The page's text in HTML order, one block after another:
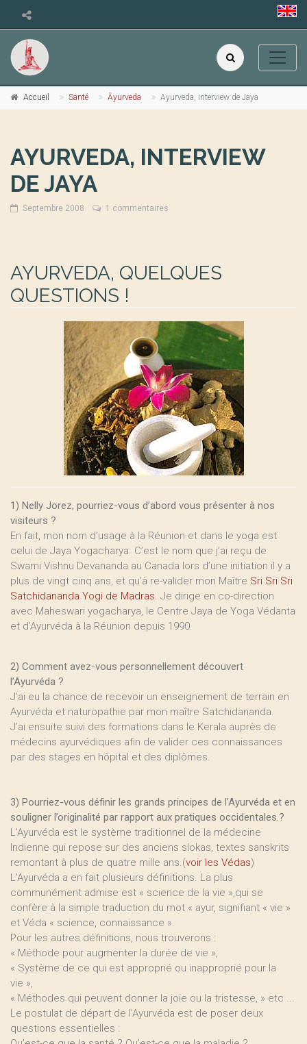
Accueil Santé Āyurveda Ayurveda, interview de Jaya
AYURVEDA, INTERVIEW
DE JAYA
Septembre 2008 1 commentaires
AYURVEDA, QUELQUES
QUESTIONS !
1) Nelly Jorez, pourriez-vous d’abord vous présenter à nos
visiteurs ?
En fait, mon nom d’usage à la Réunion et dans le yoga est
celui de Jaya Yogacharya. C’est le nom que j’ai reçu de
Swami Vishnu Devananda au Canada lors d’une initiation il y a
plus de vingt cinq ans, et qu’à re-valider mon Maître Sri Sri Sri
Satchidananda Yogi de Madras. Je dirige en co-direction
avec Maheswari yogacharya, le Centre Jaya de Yoga Védanta
et d’Ayurvéda à la Réunion depuis 1990.
2) Comment avez-vous personnellement découvert
l’Ayurvéda ?
J’ai eu la chance de recevoir un enseignement de terrain en
Ayurvéda et naturopathie par mon maître Satchidananda.
J’ai ensuite suivi des formations dans le Kerala auprès de
médecins ayurvédiques afin de valider ces connaissances
par des stages en hôpital et des diplômes.
3) Pourriez-vous définir les grands principes de l’Ayurvéda et en
souligner l’originalité par rapport aux pratiques occidentales.?
L’Ayurvéda est le système traditionnel de la médecine
Indienne qui repose sur des anciens slokas, textes sanskrits
remontant à plus de quatre mille ans.(voir les Védas)
L’Ayurvéda a en fait plusieurs définitions. La plus
communément admise est « science de la vie »,qui se
confère à la simple traduction du mot « ayur, signifiant « vie »
et Véda « science, connaissance ».
Pour les autres définitions, nous trouverons :
« Méthode pour augmenter la durée de vie »,
« Système de ce qui est approprié ou inapproprié pour la
vie »,
« Méthodes qui peuvent donner la joie ou la tristesse, » etc ...
Le postulat de départ de l’Ayurvéda est de poser deux
questions essentielles :